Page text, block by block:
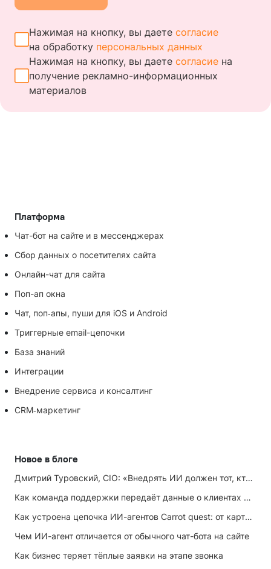
Нажимая на кнопку, вы даете согласие
на обработку персональных данных
Нажимая на кнопку, вы даете согласие на
получение рекламно-информационных
материалов
Платформа
Чат-бот на сайте и в мессенджерах
Сбор данных о посетителях сайта
Онлайн-чат для сайта
Поп-ап окна
Чат, поп‑апы, пуши для iOS и Android
Триггерные email-цепочки
База знаний
Интеграции
Внедрение сервиса и консалтинг
CRM‑маркетинг
Новое в блоге
Дмитрий Туровский, CIO: «Внедрять ИИ должен тот, кто ИИ не любит»
Как команда поддержки передаёт данные о клиентах маркетингу
Как устроена цепочка ИИ-агентов Carrot quest: от карточки лида до записи на встречу
Чем ИИ-агент отличается от обычного чат-бота на сайте
Как бизнес теряет тёплые заявки на этапе звонка